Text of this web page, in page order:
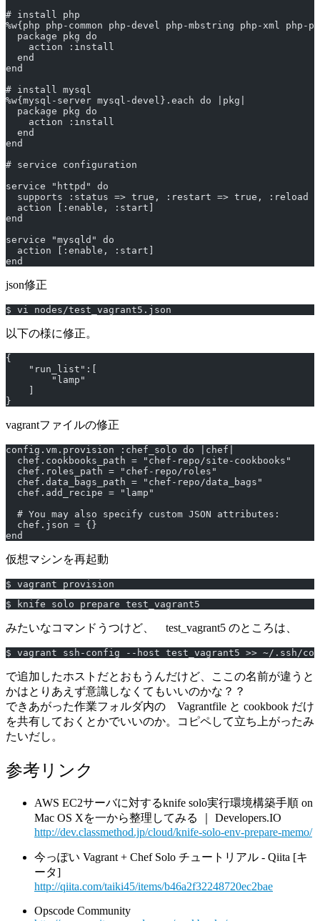
# install php
%w{php php-common php-devel php-mbstring php-xml
  package pkg do
    action :install
  end
end
# install mysql
%w{mysql-server mysql-devel}.each do |pkg|
  package pkg do
    action :install
  end
end
# service configuration
service "httpd" do
supports :status => true, :restart => true, :reload
  action [:enable, :start]
end
service "mysqld" do
  action [:enable, :start]
end
json修正
$ vi nodes/test_vagrant5.json
以下の様に修正。
{
    "run_list":[
        "lamp"
}
vagrantファイルの修正
config.vm.provision :chef_solo do |chef|
  chef.cookbooks_path = "chef-repo/site-cookbooks"
  chef.roles_path = "chef-repo/roles"
  chef.data_bags_path = "chef-repo/data_bags"
  chef.add_recipe = "lamp"
  # You may also specify custom JSON attributes:
  chef.json = {}
end
仮想マシンを再起動
$ vagrant provision
$ knife solo prepare test_vagrant5
みたいなコマンドうつけど、 test_vagrant5 のところは、
$ vagrant ssh-config --host test_vagrant5 >> ~/.ssh/
で追加したホストだとおもうんだけど、ここの名前が違うと
かはとりあえず意識しなくてもいいのかな？？
できあがった作業フォルダ内の Vagrantfile と cookbook だけ
を共有しておくとかでいいのか。コピペして立ち上がったみ
たいだし。
参考リンク
AWS EC2サーバに対するknife solo実行環境構築手順 on
Mac OS Xを一から整理してみる ｜ Developers.IO
http://dev.classmethod.jp/cloud/knife-solo-env-prepare-memo/
今っぽい Vagrant + Chef Solo チュートリアル - Qiita [キ
ータ]
http://qiita.com/taiki45/items/b46a2f32248720ec2bae
Opscode Community